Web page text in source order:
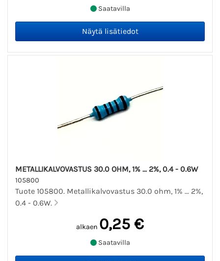
Saatavilla
METALLIKALVOVASTUS 30.0 OHM, 1% ... 2%, 0.4 - 0.6W
105800
Tuote 105800. Metallikalvovastus 30.0 ohm, 1% ... 2%,
0.4 - 0.6W.
alkaen 0,25 €
Saatavilla